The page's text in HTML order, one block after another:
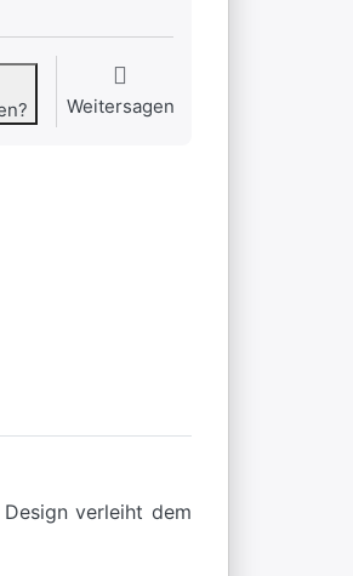
Weitersagen
verleiht dem